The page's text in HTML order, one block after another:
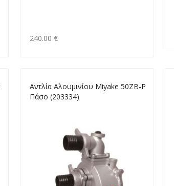
240.00 €
Αντλία Αλουμινίου Miyake 50ΖΒ-Ρ
Πάσο (203334)